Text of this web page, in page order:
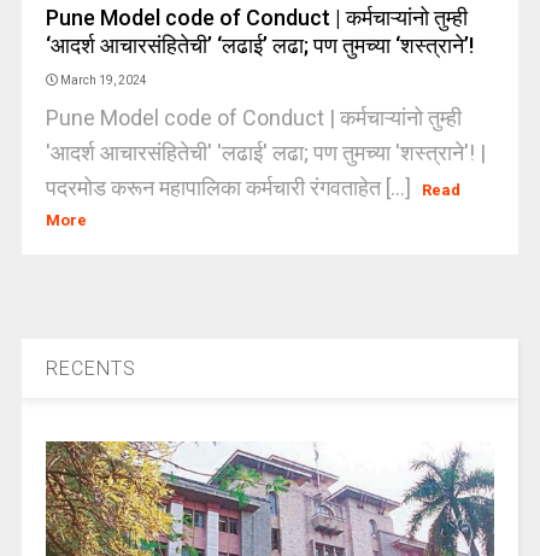
Pune Model code of Conduct | कर्मचाऱ्यांनो तुम्ही
‘आदर्श आचारसंहितेची’ ‘लढाई’ लढा; पण तुमच्या ‘शस्त्राने’!
March 19, 2024
Pune Model code of Conduct | कर्मचाऱ्यांनो तुम्ही
'आदर्श आचारसंहितेची' 'लढाई' लढा; पण तुमच्या 'शस्त्राने'! |
पदरमोड करून महापालिका कर्मचारी रंगवताहेत [...]
Read
More
RECENTS